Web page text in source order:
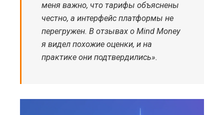
меня важно, что тарифы объяснены
честно, а интерфейс платформы не
перегружен. В отзывах о Mind Money
я видел похожие оценки, и на
практике они подтвердились».